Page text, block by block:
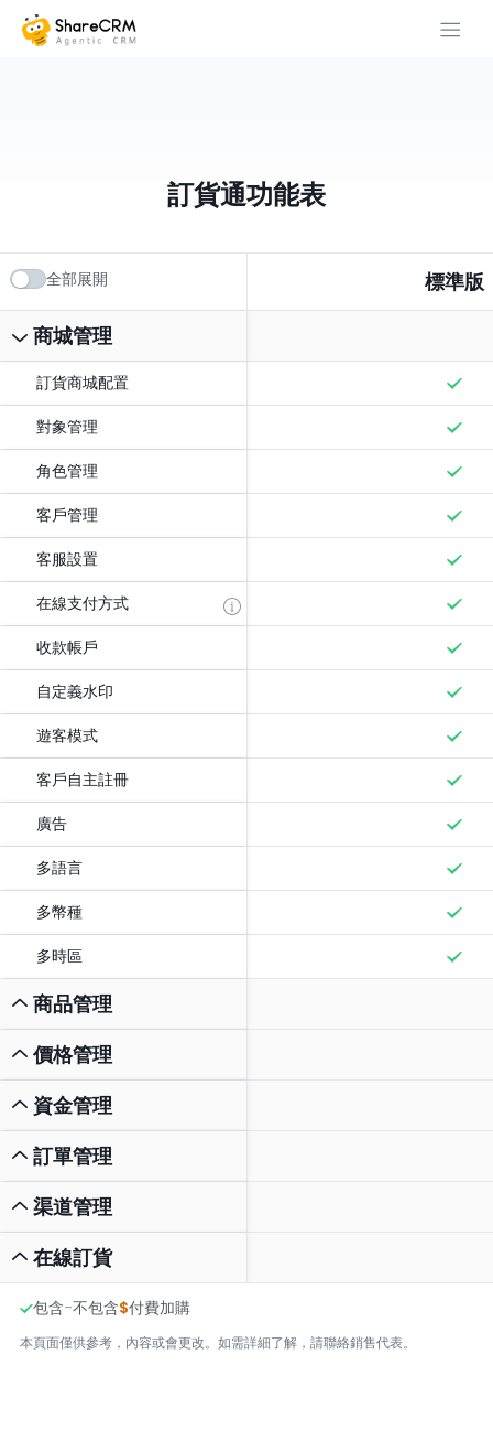
訂貨通功能表
全部展開
標準版
商城管理
訂貨商城配置
對象管理
角色管理
客戶管理
客服設置
在線支付方式
收款帳戶
自定義水印
遊客模式
客戶自主註冊
廣告
多語言
多幣種
多時區
商品管理
價格管理
資金管理
訂單管理
渠道管理
在線訂貨
包含-不包含$付費加購
本頁面僅供參考，內容或會更改。如需詳細了解，請聯絡銷售代表。